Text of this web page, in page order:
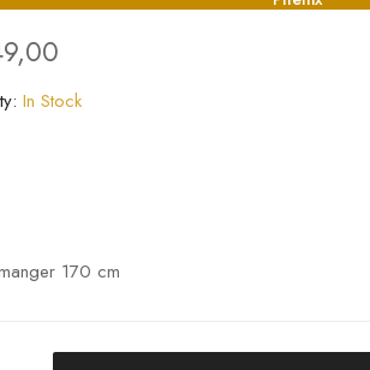
In Stock
170 cm